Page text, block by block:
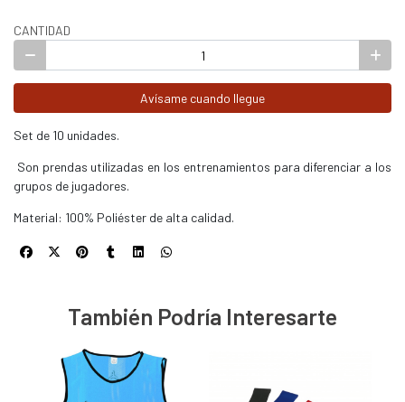
CANTIDAD
Avísame cuando llegue
Set de 10 unidades.
Son prendas utilizadas en los entrenamientos para diferenciar a los
grupos de jugadores.
Material: 100% Poliéster de alta calidad.
También Podría Interesarte